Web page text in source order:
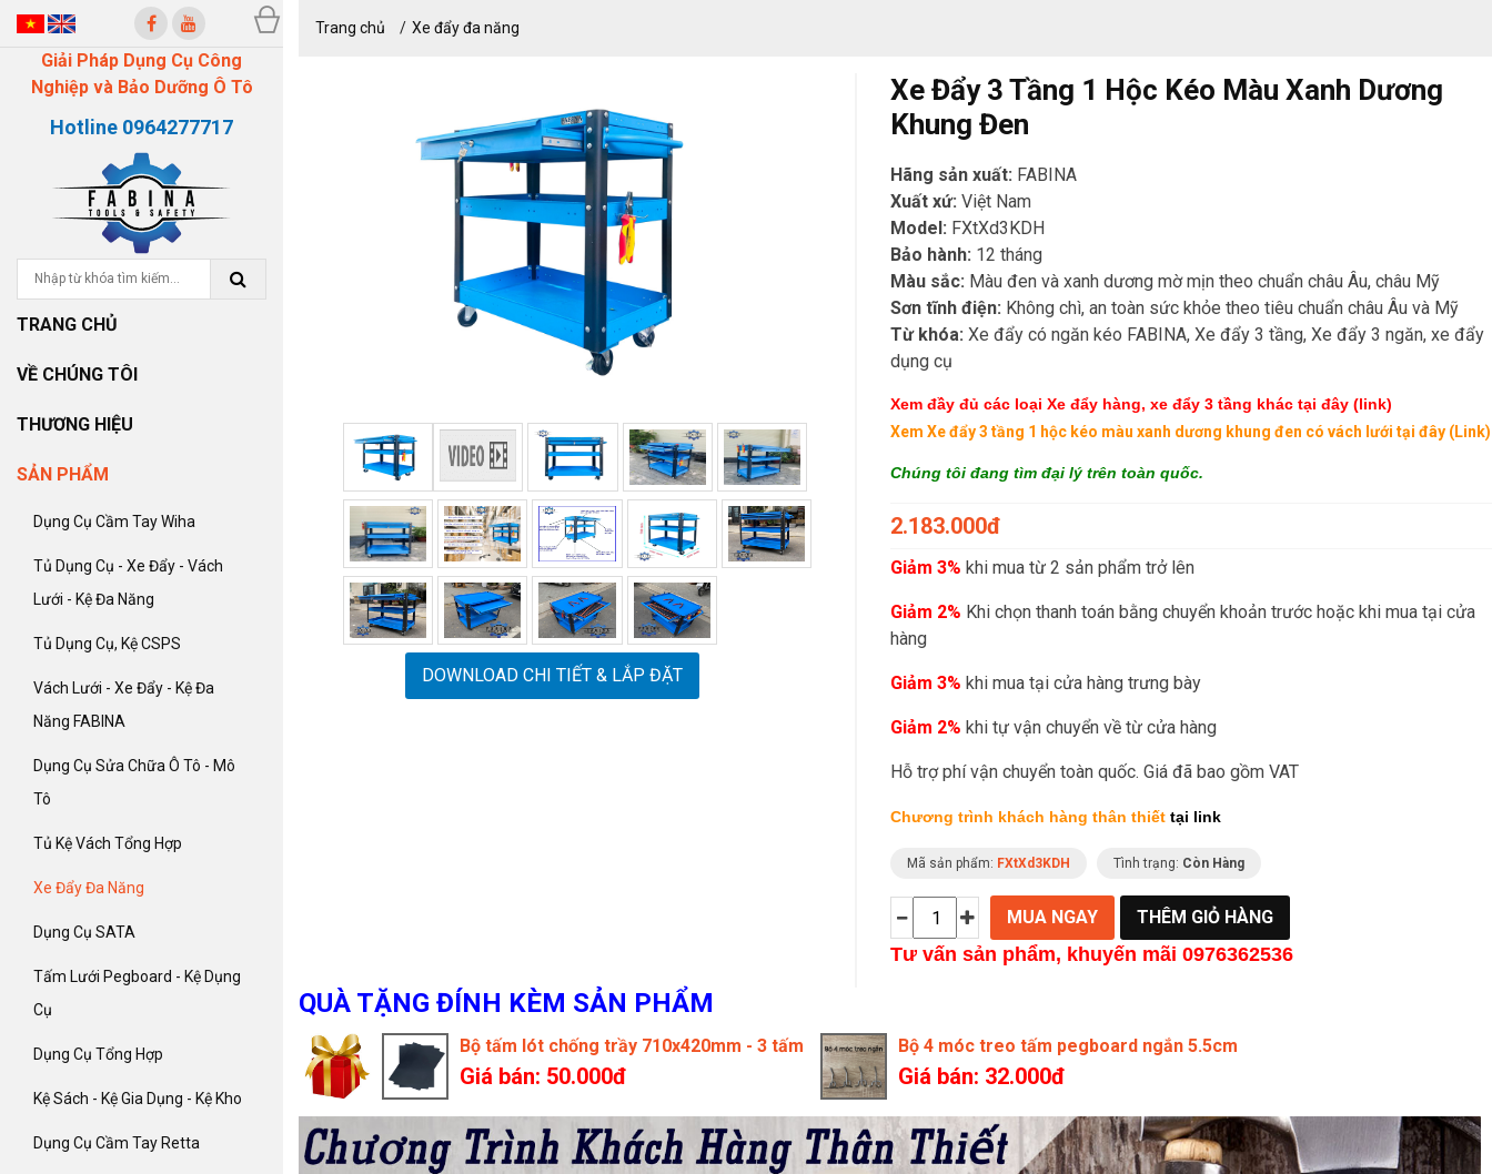
Giải Pháp Dụng Cụ Công
Nghiệp và Bảo Dưỡng Ô Tô
Hotline 0964277717
TRANG CHỦ
VỀ CHÚNG TÔI
THƯƠNG HIỆU
SẢN PHẨM
Dụng Cụ Cầm Tay Wiha
Tủ Dụng Cụ - Xe Đẩy - Vách
Lưới - Kệ Đa Năng
Tủ Dụng Cụ, Kệ CSPS
Vách Lưới - Xe Đẩy - Kệ Đa
Năng FABINA
Dụng Cụ Sửa Chữa Ô Tô - Mô
Tô
Tủ Kệ Vách Tổng Hợp
Xe Đẩy Đa Năng
Dụng Cụ SATA
Tấm Lưới Pegboard - Kệ Dụng
Cụ
Dụng Cụ Tổng Hợp
Kệ Sách - Kệ Gia Dụng - Kệ Kho
Dụng Cụ Cầm Tay Retta
Trang chủ Xe đẩy đa năng
DOWNLOAD CHI TIẾT & LẮP ĐẶT
Xe Đẩy 3 Tầng 1 Hộc Kéo Màu Xanh Dương
Khung Đen
Hãng sản xuất: FABINA
Xuất xứ: Việt Nam
Model: FXtXd3KDH
Bảo hành: 12 tháng
Màu sắc: Màu đen và xanh dương mờ mịn theo chuẩn châu Âu, châu Mỹ
Sơn tĩnh điện: Không chì, an toàn sức khỏe theo tiêu chuẩn châu Âu và Mỹ
Từ khóa: Xe đẩy có ngăn kéo FABINA, Xe đẩy 3 tầng, Xe đẩy 3 ngăn, xe đẩy
dụng cụ
Xem đầy đủ các loại Xe đẩy hàng, xe đẩy 3 tầng kháctại đây (link)
Xem Xe đẩy 3 tầng 1 hộc kéo màu xanh dương khung đen có vách lướitại đây (Link)
Chúng tôi đang tìm đại lý trên toàn quốc.
2.183.000đ
Giảm 3% khi mua từ 2 sản phẩm trở lên
Giảm 2% Khi chọn thanh toán bằng chuyển khoản trước hoặc khi mua tại cửa
hàng
Giảm 3% khi mua tại cửa hàng trưng bày
Giảm 2% khi tự vận chuyển về từ cửa hàng
Hỗ trợ phí vận chuyển toàn quốc. Giá đã bao gồm VAT
Chương trình khách hàng thân thiết tại link
Mã sản phẩm: FXtXd3KDH Tình trạng: Còn Hàng
Tư vấn sản phẩm, khuyến mãi 0976362536
QUÀ TẶNG ĐÍNH KÈM SẢN PHẨM
Bộ tấm lót chống trầy 710x420mm - 3 tấm
Giá bán: 50.000đ
Bộ 4 móc treo tấm pegboard ngắn 5.5cm
Giá bán: 32.000đ